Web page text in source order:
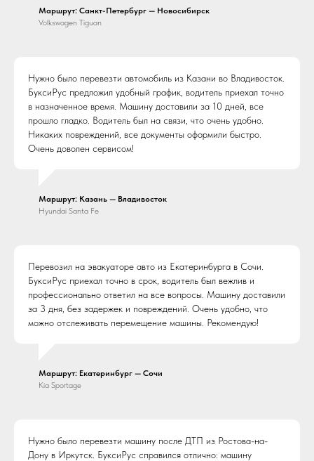
Маршрут: Санкт-Петербург — Новосибирск
Volkswagen Tiguan
Нужно было перевезти автомобиль из Казани во Владивосток.
БуксиРус предложил удобный график, водитель приехал точно
в назначенное время. Машину доставили за 10 дней, все
прошло гладко. Водитель был на связи, что очень удобно.
Никаких повреждений, все документы оформили быстро.
Очень доволен сервисом!
Маршрут: Казань — Владивосток
Hyundai Santa Fe
Перевозил на эвакуаторе авто из Екатеринбурга в Сочи.
БуксиРус приехал точно в срок, водитель был вежлив и
профессионально ответил на все вопросы. Машину доставили
за 3 дня, без задержек и повреждений. Очень удобно, что
можно отслеживать перемещение машины. Рекомендую!
Маршрут: Екатеринбург — Сочи
Kia Sportage
Нужно было перевезти машину после ДТП из Ростова-на-
Дону в Иркутск. БуксиРус справился отлично: машину